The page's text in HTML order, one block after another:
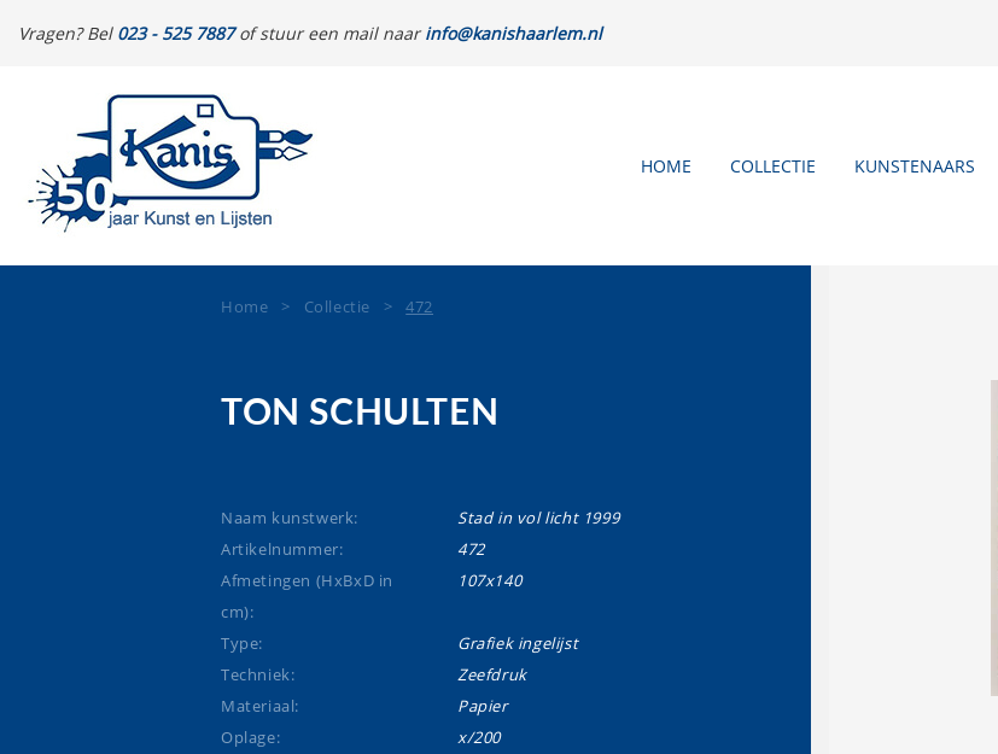
Vragen? Bel 023 - 525 7887of stuur een mail naarinfo@kanishaarlem.nl
HOME COLLECTIE KUNSTENAARS
Home > Collectie >472
TON SCHULTEN
Naam kunstwerk:
Stad in vol licht 1999
Artikelnummer:
472
Afmetingen (HxBxD in
cm):
107x140
Type:
Grafiek ingelijst
Techniek:
Zeefdruk
Materiaal:
Papier
Oplage:
x/200